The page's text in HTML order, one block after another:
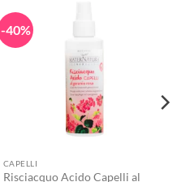
-40%
CAPELLI
Risciacquo Acido Capelli al